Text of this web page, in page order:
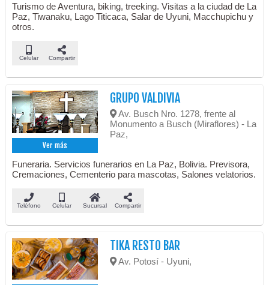
Turismo de Aventura, biking, treeking. Visitas a la ciudad de La
Paz, Tiwanaku, Lago Titicaca, Salar de Uyuni, Macchupichu y
otros.
Celular Compartir
Ver más
GRUPO VALDIVIA
Av. Busch Nro. 1278, frente al
Monumento a Busch (Miraflores) - La
Paz,
Funeraria. Servicios funerarios en La Paz, Bolivia. Previsora,
Cremaciones, Cementerio para mascotas, Salones velatorios.
Teléfono Celular Sucursal Compartir
TIKA RESTO BAR
Av. Potosí - Uyuni,